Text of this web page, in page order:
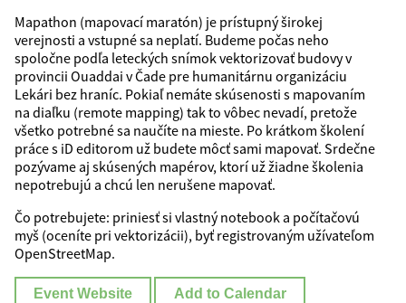
Mapathon (mapovací maratón) je prístupný širokej
verejnosti a vstupné sa neplatí. Budeme počas neho
spoločne podľa leteckých snímok vektorizovať budovy v
provincii Ouaddai v Čade pre humanitárnu organizáciu
Lekári bez hraníc. Pokiaľ nemáte skúsenosti s mapovaním
na diaľku (remote mapping) tak to vôbec nevadí, pretože
všetko potrebné sa naučíte na mieste. Po krátkom školení
práce s iD editorom už budete môcť sami mapovať. Srdečne
pozývame aj skúsených mapérov, ktorí už žiadne školenia
nepotrebujú a chcú len nerušene mapovať.
Čo potrebujete: priniesť si vlastný notebook a počítačovú
myš (oceníte pri vektorizácii), byť registrovaným užívateľom
OpenStreetMap.
Event Website Add to Calendar